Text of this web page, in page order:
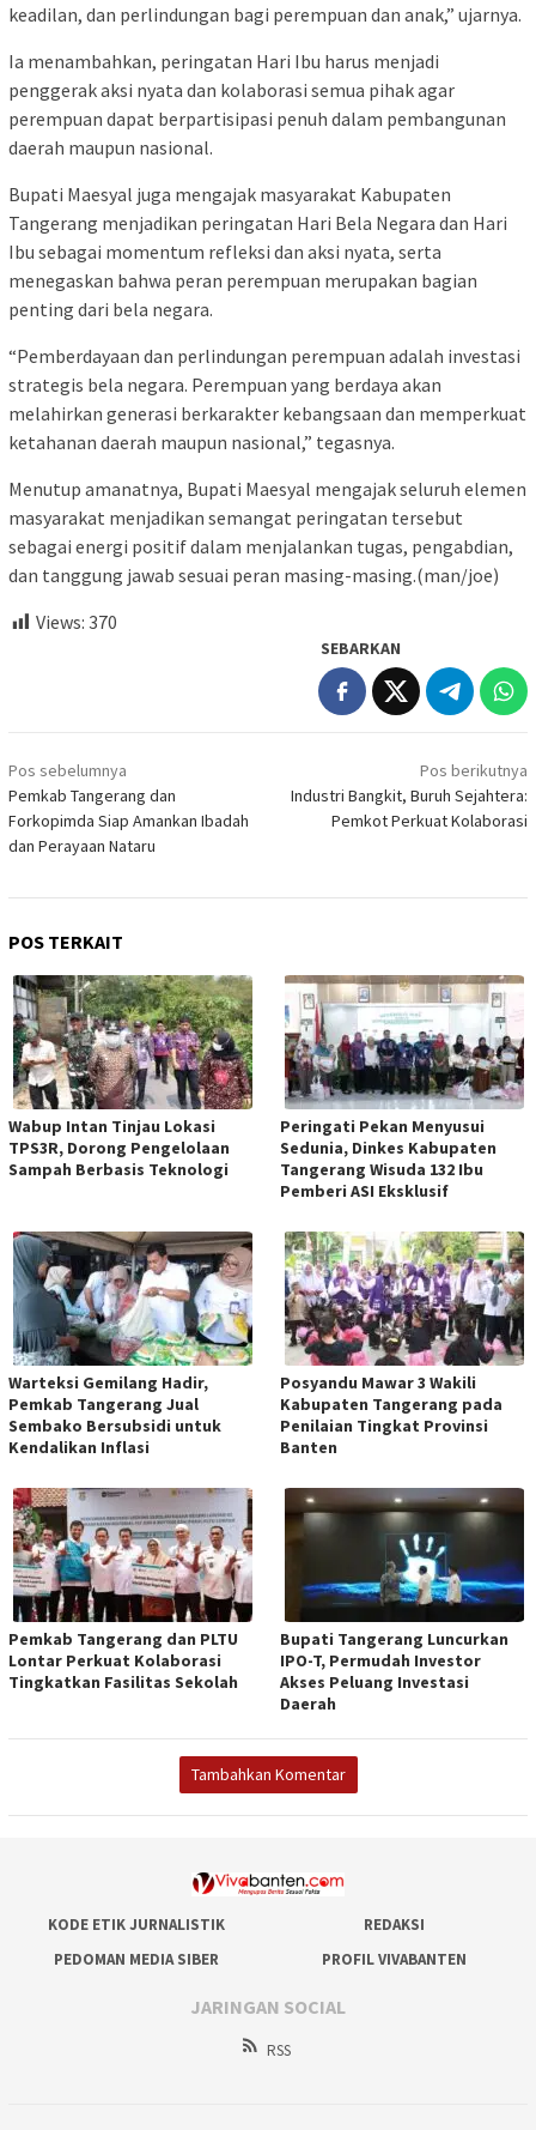
keadilan, dan perlindungan bagi perempuan dan anak,” ujarnya.
Ia menambahkan, peringatan Hari Ibu harus menjadi
penggerak aksi nyata dan kolaborasi semua pihak agar
perempuan dapat berpartisipasi penuh dalam pembangunan
daerah maupun nasional.
Bupati Maesyal juga mengajak masyarakat Kabupaten
Tangerang menjadikan peringatan Hari Bela Negara dan Hari
Ibu sebagai momentum refleksi dan aksi nyata, serta
menegaskan bahwa peran perempuan merupakan bagian
penting dari bela negara.
“Pemberdayaan dan perlindungan perempuan adalah investasi
strategis bela negara. Perempuan yang berdaya akan
melahirkan generasi berkarakter kebangsaan dan memperkuat
ketahanan daerah maupun nasional,” tegasnya.
Menutup amanatnya, Bupati Maesyal mengajak seluruh elemen
masyarakat menjadikan semangat peringatan tersebut
sebagai energi positif dalam menjalankan tugas, pengabdian,
dan tanggung jawab sesuai peran masing-masing.(man/joe)
Views: 370
SEBARKAN
Navigasi
pos
Pos sebelumnya
Pemkab Tangerang dan
Forkopimda Siap Amankan Ibadah
dan Perayaan Nataru
Pos berikutnya
Industri Bangkit, Buruh Sejahtera:
Pemkot Perkuat Kolaborasi
POS TERKAIT
Wabup Intan Tinjau Lokasi
TPS3R, Dorong Pengelolaan
Sampah Berbasis Teknologi
Peringati Pekan Menyusui
Sedunia, Dinkes Kabupaten
Tangerang Wisuda 132 Ibu
Pemberi ASI Eksklusif
Warteksi Gemilang Hadir,
Pemkab Tangerang Jual
Sembako Bersubsidi untuk
Kendalikan Inflasi
Posyandu Mawar 3 Wakili
Kabupaten Tangerang pada
Penilaian Tingkat Provinsi
Banten
Pemkab Tangerang dan PLTU
Lontar Perkuat Kolaborasi
Tingkatkan Fasilitas Sekolah
Bupati Tangerang Luncurkan
IPO-T, Permudah Investor
Akses Peluang Investasi
Daerah
Tambahkan Komentar
KODE ETIK JURNALISTIK
REDAKSI
PEDOMAN MEDIA SIBER
PROFIL VIVABANTEN
JARINGAN SOCIAL
RSS